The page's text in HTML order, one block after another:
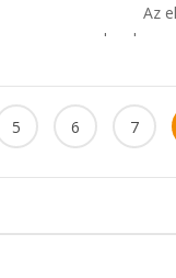
Az
Azonnal
5 6 7